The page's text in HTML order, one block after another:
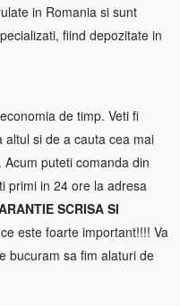
in Romania si sunt
fiind depozitate in
de timp. Veti fi
si de a cauta cea mai
puteti comanda din
primi in 24 ore la adresa
SCRISA SI
este foarte important!!!! Va
bucuram sa fim alaturi de